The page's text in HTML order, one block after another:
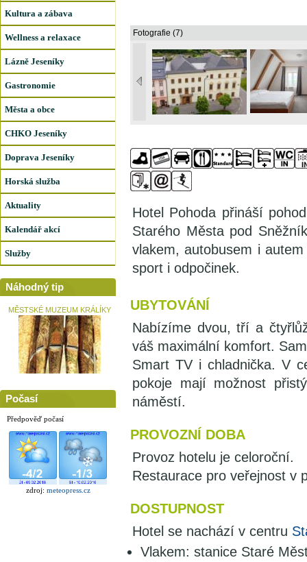
Kultura a zábava
Wellness a relaxace
Lázně Jeseníky
Gastronomie
Města a obce
CHKO Jeseníky
Doprava Jeseníky
Horská služba
Aktuality
Kalendář akcí
Služby
Náhodný tip
MĚSTSKÉ MUZEUM KRÁLÍKY
Počasí
Předpověď počasí
zdroj: meteopress.cz
Fotografie (7)
Hotel Pohoda přináší
Starého Města pod
vlakem, autobusem i
sport i odpočinek.
UBYTOVÁNÍ
Nabízíme dvou, tří a
váš maximální komfort.
Smart TV i chladnička. V
pokoje mají možnost
náměstí.
PROVOZNÍ DOBA
Provoz hotelu je celoroční.
Restaurace pro veřejnost v
DOSTUPNOST
Hotel se nachází v centru
Vlakem: stanice Staré